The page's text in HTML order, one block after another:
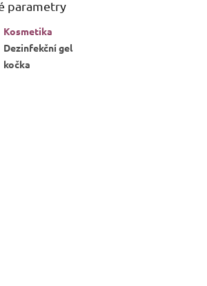
parametry
Kosmetika
Dezinfekční gel
kočka